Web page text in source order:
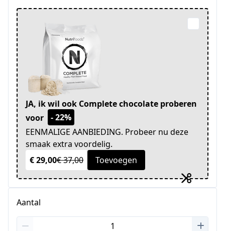
JA, ik wil ook Complete chocolate proberen
voor
- 22%
EENMALIGE AANBIEDING. Probeer nu deze
smaak extra voordelig.
€ 29,00€ 37,00 Toevoegen
Aantal